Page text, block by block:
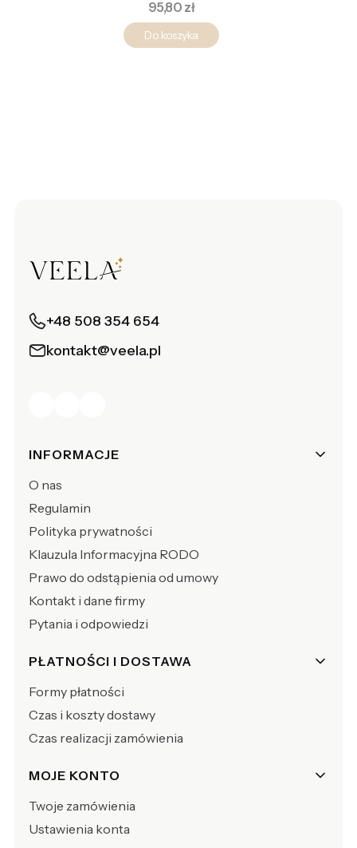
Cena
95,80 zł
Do koszyka
+48 508 354 654
kontakt@veela.pl
Linki w stopce
INFORMACJE
O nas
Regulamin
Polityka prywatności
Klauzula Informacyjna RODO
Prawo do odstąpienia od umowy
Kontakt i dane firmy
Pytania i odpowiedzi
PŁATNOŚCI I DOSTAWA
Formy płatności
Czas i koszty dostawy
Czas realizacji zamówienia
MOJE KONTO
Twoje zamówienia
Ustawienia konta